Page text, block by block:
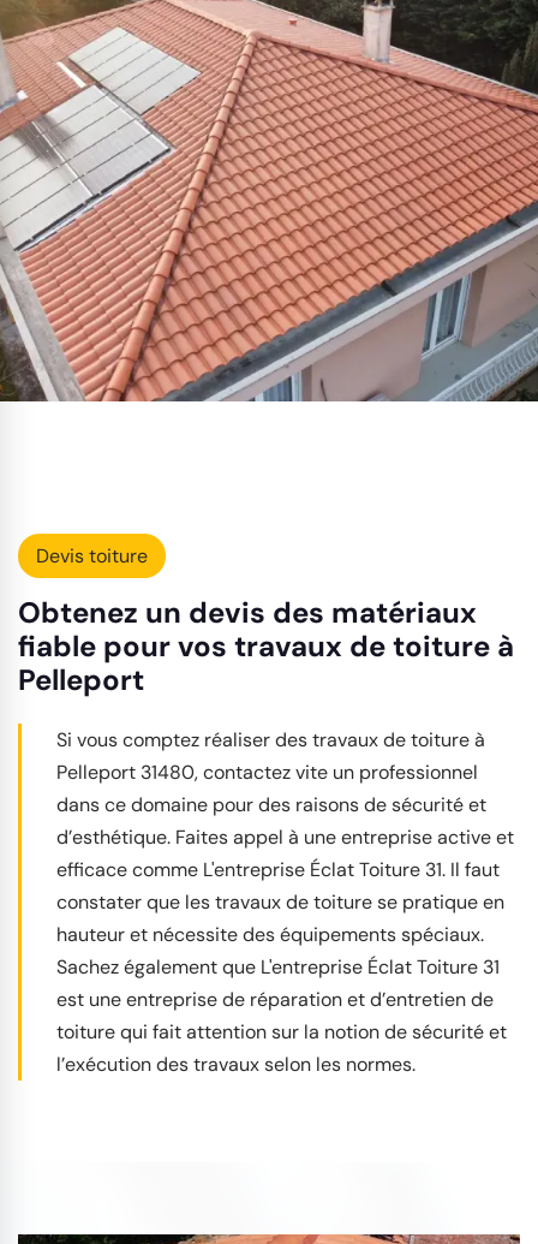
Devis toiture
Obtenez un devis des matériaux
fiable pour vos travaux de toiture à
Pelleport
Si vous comptez réaliser des travaux de toiture à
Pelleport 31480, contactez vite un professionnel
dans ce domaine pour des raisons de sécurité et
d’esthétique. Faites appel à une entreprise active et
efficace comme L'entreprise Éclat Toiture 31. Il faut
constater que les travaux de toiture se pratique en
hauteur et nécessite des équipements spéciaux.
Sachez également que L'entreprise Éclat Toiture 31
est une entreprise de réparation et d’entretien de
toiture qui fait attention sur la notion de sécurité et
l’exécution des travaux selon les normes.